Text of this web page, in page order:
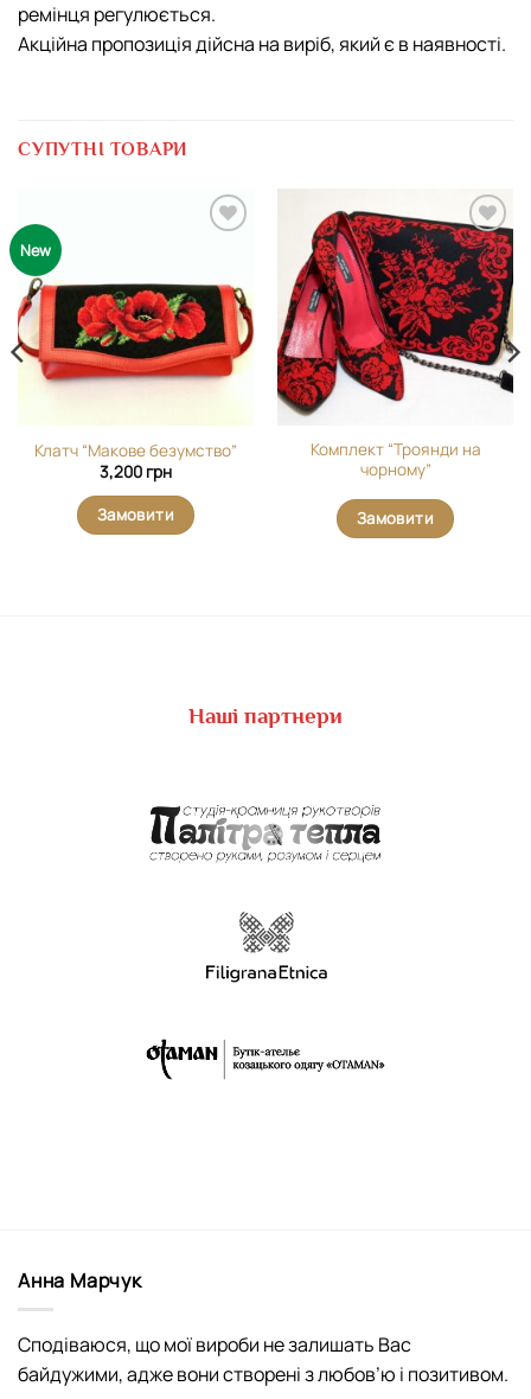
ремінця регулюється.
Акційна пропозиція дійсна на виріб, який є в наявності.
СУПУТНІ ТОВАРИ
New
вибране
Клатч “Макове безумство”
3,200 грн
Замовити
Додати
виріб у
вибране
Комплект “Троянди на
чорному”
Замовити
Наші партнери
Анна Марчук
Сподіваюся, що мої вироби не залишать Вас
байдужими, адже вони створені з любов’ю і позитивом.